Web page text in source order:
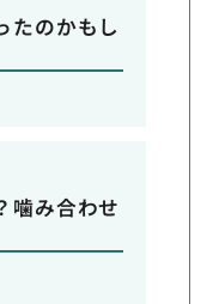
たのかもし
噛み合わせ